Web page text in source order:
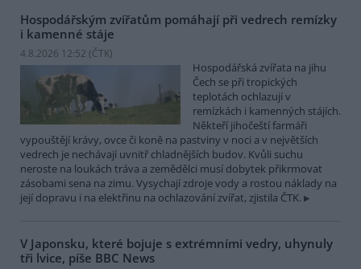
Hospodářským zvířatům pomáhají při vedrech remízky
i kamenné stáje
4.8.2026 12:52 (ČTK)
Hospodářská zvířata na jihu
Čech se při tropických
teplotách ochlazují v
remízkách i kamenných stájích.
Někteří jihočeští farmáři
vypouštějí krávy, ovce či koně na pastviny v noci a v největších
vedrech je nechávají uvnitř chladnějších budov. Kvůli suchu
neroste na loukách tráva a zemědělci musí dobytek přikrmovat
zásobami sena na zimu. Vysychají zdroje vody a rostou náklady na
její dopravu i na elektřinu na ochlazování zvířat, zjistila ČTK.
V Japonsku, které bojuje s extrémními vedry, uhynuly
tři lvice, píše BBC News